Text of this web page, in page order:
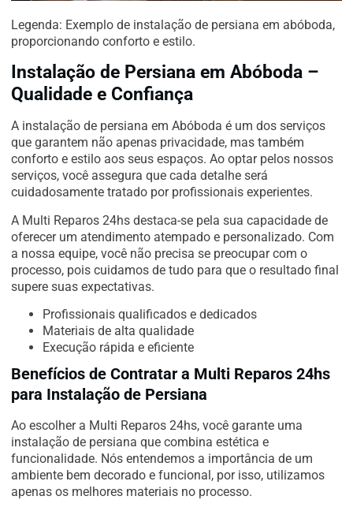
Legenda: Exemplo de instalação de persiana em abóboda,
proporcionando conforto e estilo.
Instalação de Persiana em Abóboda –
Qualidade e Confiança
A instalação de persiana em Abóboda é um dos serviços
que garantem não apenas privacidade, mas também
conforto e estilo aos seus espaços. Ao optar pelos nossos
serviços, você assegura que cada detalhe será
cuidadosamente tratado por profissionais experientes.
A Multi Reparos 24hs destaca-se pela sua capacidade de
oferecer um atendimento atempado e personalizado. Com
a nossa equipe, você não precisa se preocupar com o
processo, pois cuidamos de tudo para que o resultado final
supere suas expectativas.
Profissionais qualificados e dedicados
Materiais de alta qualidade
Execução rápida e eficiente
Benefícios de Contratar a Multi Reparos 24hs
para Instalação de Persiana
Ao escolher a Multi Reparos 24hs, você garante uma
instalação de persiana que combina estética e
funcionalidade. Nós entendemos a importância de um
ambiente bem decorado e funcional, por isso, utilizamos
apenas os melhores materiais no processo.